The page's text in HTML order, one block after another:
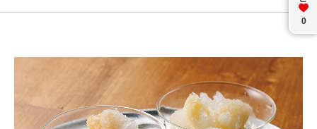
ト
を
ま
す
0